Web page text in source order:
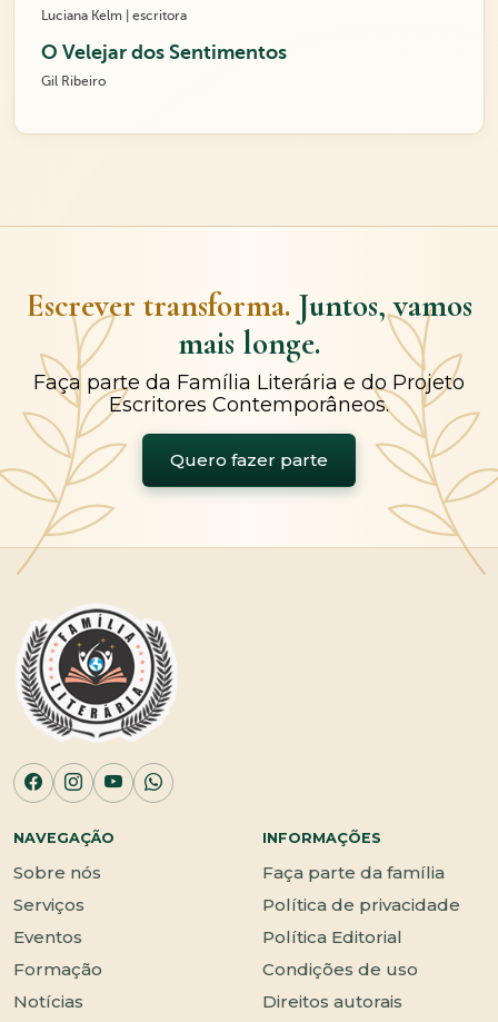
Luciana Kelm | escritora
O Velejar dos Sentimentos
Gil Ribeiro
Escrever transforma. Juntos, vamos
mais longe.
Faça parte da Família Literária e do Projeto
Escritores Contemporâneos.
Quero fazer parte
NAVEGAÇÃO
Sobre nós
Serviços
Eventos
Formação
Notícias
INFORMAÇÕES
Faça parte da família
Política de privacidade
Política Editorial
Condições de uso
Direitos autorais